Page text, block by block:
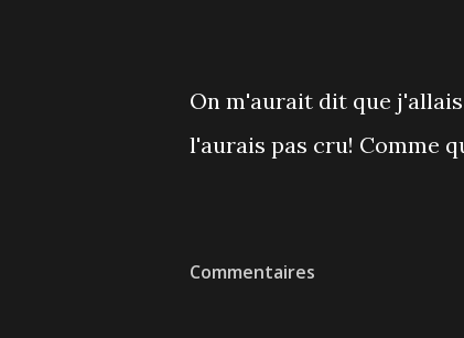
On m'aurait dit que
l'aurais pas cru! Comme
Commentaires